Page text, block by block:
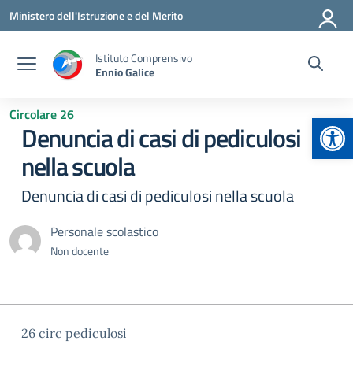
Vai ai contenuti
Vai al menu di navigazione
Vai al footer
Ministero dell'Istruzione e del Merito
Istituto Comprensivo
Ennio Galice
Circolare 26
Denuncia di casi di pediculosi
nella scuola
Denuncia di casi di pediculosi nella scuola
Personale scolastico
Non docente
26 circ pediculosi